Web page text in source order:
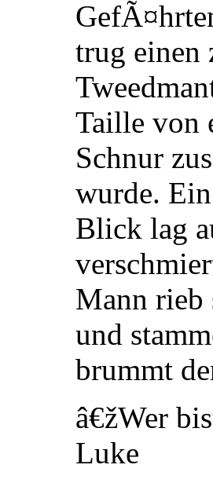
trug einen
Taille von
Schnur
wurde.
Blick lag
Mann rieb
und
brummt
â€žWer
Luke